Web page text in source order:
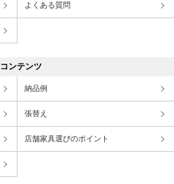
よくある質問
コンテンツ
納品例
張替え
店舗家具選びのポイント